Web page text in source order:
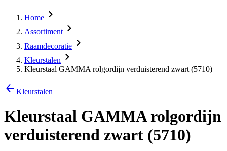
Home
Assortiment
Raamdecoratie
Kleurstalen
Kleurstaal GAMMA rolgordijn verduisterend zwart (5710)
Kleurstalen
Kleurstaal GAMMA rolgordijn
verduisterend zwart (5710)